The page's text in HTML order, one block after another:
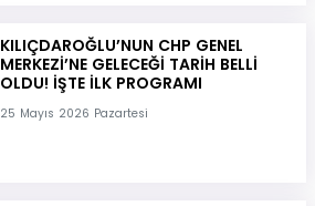
KILIÇDAROĞLU’NUN CHP GENEL
MERKEZİ’NE GELECEĞİ TARİH BELLİ
OLDU! İŞTE İLK PROGRAMI
25 Mayıs 2026 Pazartesi